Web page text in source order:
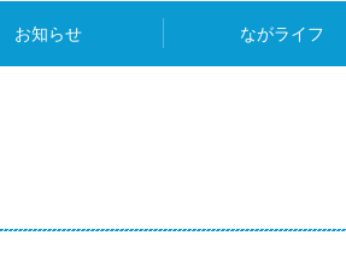
お知らせ ながライフ